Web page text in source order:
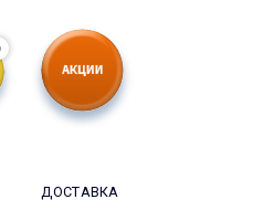
ДОСТАВКА